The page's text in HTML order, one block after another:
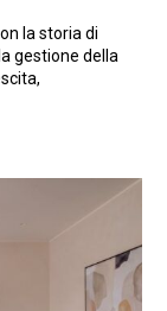
la storia di
gestione della